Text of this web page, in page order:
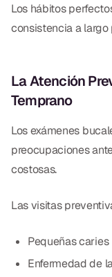
Coronas de
Carillas
TECNOLOGÍA
CBCT
Impresiones
Radiografía Digital
ORTODONCIA
Invisalign
Ortodoncia
Los hábitos
consistencia a largo
La Atención
Temprano
Los exámenes
preocupaciones
costosas.
Las visitas
Pequeñas caries
Enfermedad de